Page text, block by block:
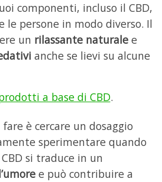
componenti, incluso il CBD,
le persone in modo diverso. Il
un rilassante naturale e
anche se lievi su alcune
a base di CBD.
è cercare un dosaggio
sperimentare quando
si traduce in un
e può contribuire a